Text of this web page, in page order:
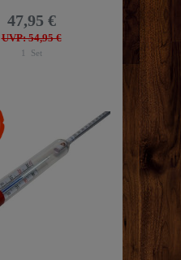
UVP: 54,95 €
47,95 €
1 Set